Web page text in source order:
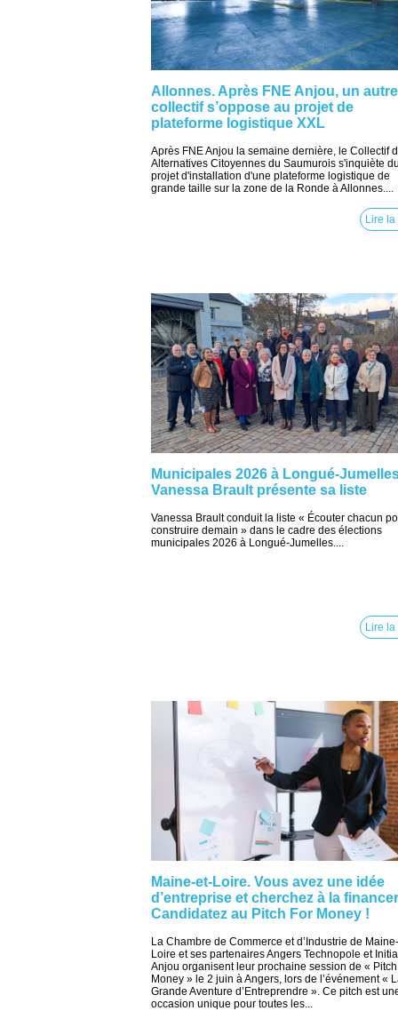
Allonnes. Après FNE Anjou, un autre
collectif s’oppose au projet de
plateforme logistique XXL
Après FNE Anjou la semaine dernière, le Collectif
Alternatives Citoyennes du Saumurois s'inquiète
projet d'installation d'une plateforme logistique de
grande taille sur la zone de la Ronde à Allonnes....
Lire la
Municipales 2026 à Longué-
Vanessa Brault présente sa liste
Vanessa Brault conduit la liste « Écouter chacun
construire demain » dans le cadre des élections
municipales 2026 à Longué-Jumelles....
Lire la
Maine-et-Loire. Vous avez une idée
d’entreprise et cherchez à la
Candidatez au Pitch For Money !
La Chambre de Commerce et d’Industrie de
Loire et ses partenaires Angers Technopole et
Anjou organisent leur prochaine session de «
Money » le 2 juin à Angers, lors de l’événement «
Grande Aventure d’Entreprendre ». Ce pitch est
occasion unique pour toutes les...